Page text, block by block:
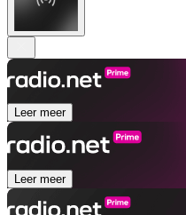
Leer meer
Leer meer